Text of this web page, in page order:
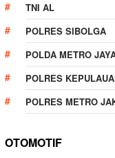
TNI AL
POLRES SIBOLGA
POLDA METRO
POLRES
POLRES METRO
OTOMOTIF